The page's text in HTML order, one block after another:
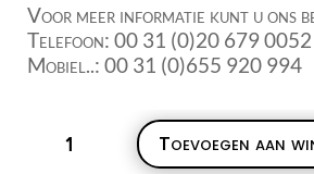
Voor meer informatie kunt u ons
Telefoon: 00 31 (0)20 679 0052
Mobiel..: 00 31 (0)655 920 994
Fantasia
Toevoegen aan